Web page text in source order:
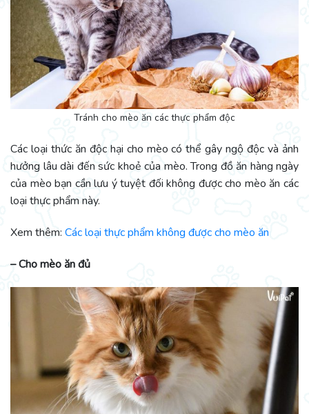
Tránh cho mèo ăn các thực phẩm độc
Các loại thức ăn độc hại cho mèo có thể gây ngộ độc và ảnh
hưởng lâu dài đến sức khoẻ của mèo. Trong đồ ăn hàng ngày
của mèo bạn cần lưu ý tuyệt đối không được cho mèo ăn các
loại thực phẩm này.
Xem thêm: Các loại thực phẩm không được cho mèo ăn
– Cho mèo ăn đủ